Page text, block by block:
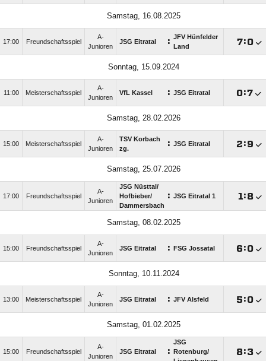
Samstag, 16.08.2025
17:00 Freundschaftsspiel
A-
Junioren
JSG Eitratal : JFV Hünfelder
Land
:
Sonntag, 15.09.2024
11:00 Meisterschaftsspiel
A-
Junioren
VfL Kassel : JSG Eitratal :
Samstag, 28.02.2026
15:00 Meisterschaftsspiel
A-
Junioren
TSV Korbach
zg.
: JSG Eitratal :
Samstag, 25.07.2026
17:00 Freundschaftsspiel
A-
Junioren
JSG Nüsttal/​
Hofbieber/​
Dammersbach
: JSG Eitratal 1 :
Samstag, 08.02.2025
15:00 Freundschaftsspiel
A-
Junioren
JSG Eitratal : FSG Jossatal :
Sonntag, 10.11.2024
13:00 Meisterschaftsspiel
A-
Junioren
JSG Eitratal : JFV Alsfeld :
Samstag, 01.02.2025
15:00 Freundschaftsspiel
A-
Junioren
JSG Eitratal :
JSG
Rotenburg/​
: